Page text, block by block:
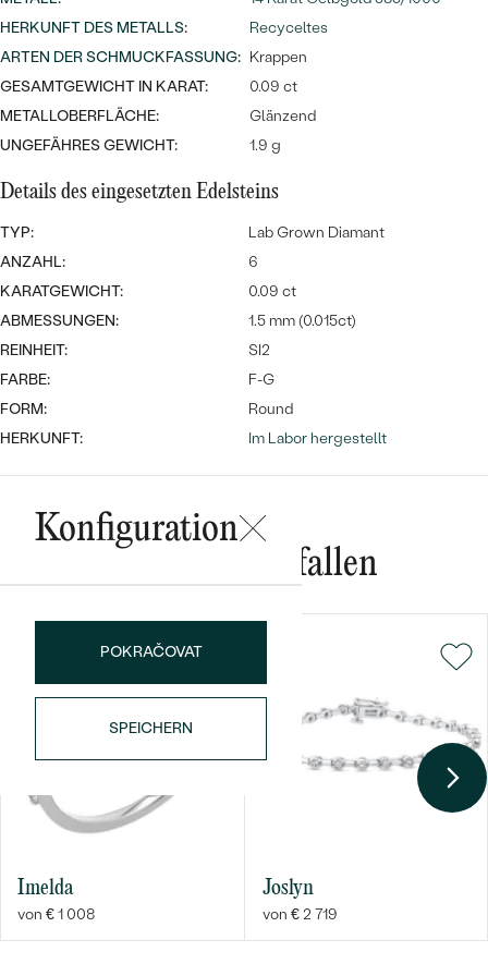
Wave Kollektion
ANSEHEN
NACH DER FARBE
NACH DER FORM
MASSGEFERTIGTER
Bestseller
ANSEHEN
Ohrrinnge
Personalisierte
Halsketten
ANSEHEN
Meistverkaufte
Ringe
ANSEHEN
HERKUNFT DES METALLS:
Recyceltes
ARTEN DER SCHMUCKFASSUNG: Krappen
GESAMTGEWICHT IN KARAT:
0.09 ct
METALLOBERFLÄCHE:
Glänzend
UNGEFÄHRES GEWICHT:
1.9 g
Details des eingesetzten Edelsteins
TYP:
Lab Grown Diamant
ANZAHL:
6
KARATGEWICHT:
0.09 ct
ABMESSUNGEN:
1.5 mm (0.015ct)
REINHEIT:
SI2
FARBE:
F-G
FORM:
Round
HERKUNFT:
Im Labor hergestellt
Konfiguration
POKRAČOVAT
SPEICHERN
Das könnte Ihnen gefallen
Imelda
von € 1 008
Joslyn
von € 2 719